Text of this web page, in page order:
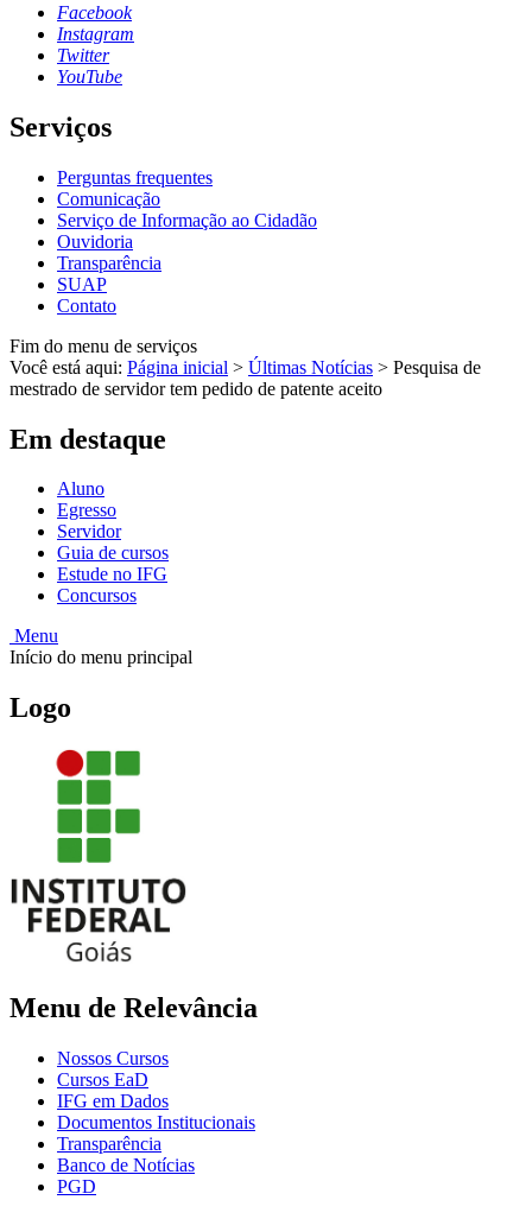
Facebook
Instagram
Twitter
YouTube
Serviços
Perguntas frequentes
Comunicação
Serviço de Informação ao Cidadão
Ouvidoria
Transparência
SUAP
Contato
Fim do menu de serviços
Você está aqui: Página inicial > Últimas Notícias > Pesquisa de
mestrado de servidor tem pedido de patente aceito
Em destaque
Aluno
Egresso
Servidor
Guia de cursos
Estude no IFG
Concursos
Menu
Início do menu principal
Logo
Menu de Relevância
Nossos Cursos
Cursos EaD
IFG em Dados
Documentos Institucionais
Transparência
Banco de Notícias
PGD